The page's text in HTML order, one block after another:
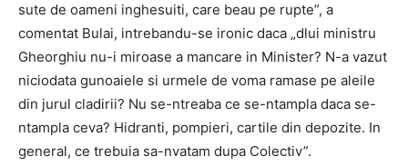
sute de oameni inghesuiti, care beau pe rupte”, a
comentat Bulai, intrebandu-se ironic daca „dlui ministru
Gheorghiu nu-i miroase a mancare in Minister? N-a vazut
niciodata gunoaiele si urmele de voma ramase pe aleile
din jurul cladirii? Nu se-ntreaba ce se-ntampla daca se-
ntampla ceva? Hidranti, pompieri, cartile din depozite. In
general, ce trebuia sa-nvatam dupa Colectiv”.